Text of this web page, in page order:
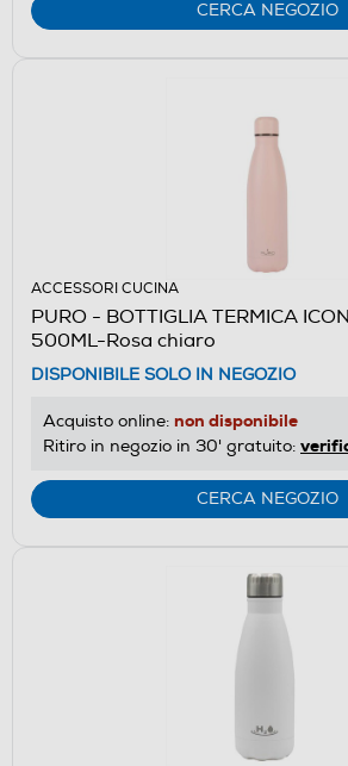
CERCA NEGOZIO
ACCESSORI CUCINA
PURO - BOTTIGLIA TERMICA
500ML-Rosa chiaro
DISPONIBILE SOLO IN NEGOZIO
Acquisto online: non disponibile
Ritiro in negozio in 30' gratuito:
CERCA NEGOZIO